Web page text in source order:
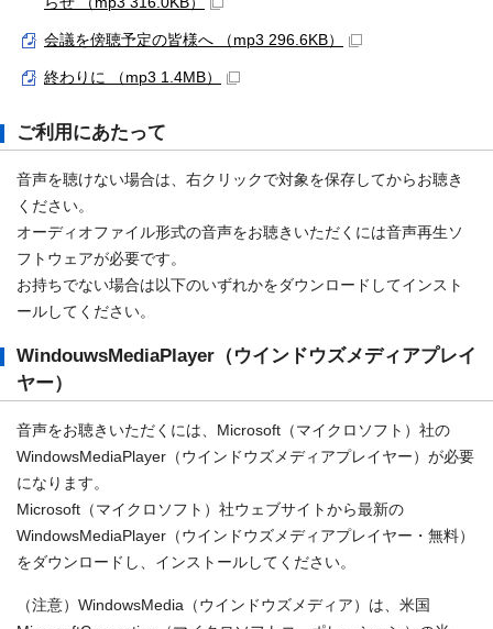
会議を傍聴予定の皆様へ （mp3 296.6KB）
終わりに （mp3 1.4MB）
ご利用にあたって
音声を聴けない場合は、右クリックで対象を保存してからお聴き
ください。
オーディオファイル形式の音声をお聴きいただくには音声再生ソ
フトウェアが必要です。
お持ちでない場合は以下のいずれかをダウンロードしてインスト
ールしてください。
WindouwsMediaPlayer（ウインドウズメディアプレイ
ヤー）
音声をお聴きいただくには、Microsoft（マイクロソフト）社の
WindowsMediaPlayer（ウインドウズメディアプレイヤー）が必要
になります。
Microsoft（マイクロソフト）社ウェブサイトから最新の
WindowsMediaPlayer（ウインドウズメディアプレイヤー・無料）
をダウンロードし、インストールしてください。
（注意）WindowsMedia（ウインドウズメディア）は、米国